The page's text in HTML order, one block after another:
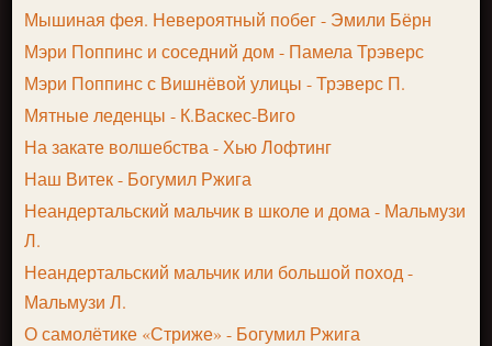
Мышиная фея. Невероятный побег - Эмили Бёрн
Мэри Поппинс и соседний дом - Памела Трэверс
Мэри Поппинс с Вишнёвой улицы - Трэверс П.
Мятные леденцы - К.Васкес-Виго
На закате волшебства - Хью Лофтинг
Наш Витек - Богумил Ржига
Неандертальский мальчик в школе и дома - Мальмузи
Л.
Неандертальский мальчик или большой поход -
Мальмузи Л.
О самолётике «Стриже» - Богумил Ржига